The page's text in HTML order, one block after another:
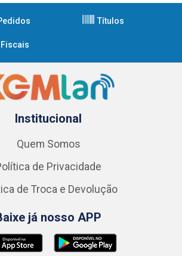
Títulos
Institucional
Quem Somos
de Privacidade
de Troca e Devolução
já nosso APP